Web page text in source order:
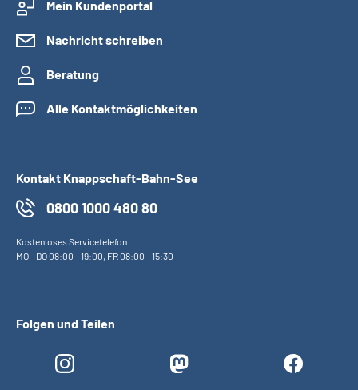
Mein Kundenportal
Nachricht schreiben
Beratung
Alle Kontaktmöglichkeiten
Kontakt Knappschaft-Bahn-See
0800 1000 480 80
Kostenloses Servicetelefon
MO- DO08:00 - 19:00, FR08:00 - 15:30
Folgen und Teilen